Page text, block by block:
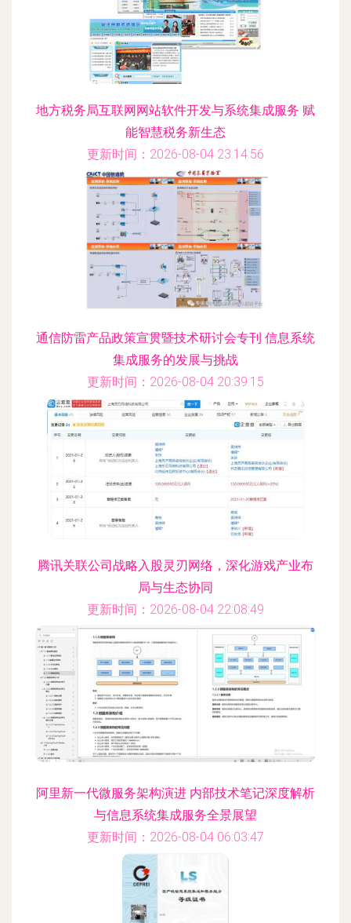
地方税务局互联网网站软件开发与系统集成服务 赋
能智慧税务新生态
更新时间：2026-08-04 23:14:56
通信防雷产品政策宣贯暨技术研讨会专刊 信息系统
集成服务的发展与挑战
更新时间：2026-08-04 20:39:15
腾讯关联公司战略入股灵刃网络，深化游戏产业布
局与生态协同
更新时间：2026-08-04 22:08:49
阿里新一代微服务架构演进 内部技术笔记深度解析
与信息系统集成服务全景展望
更新时间：2026-08-04 06:03:47